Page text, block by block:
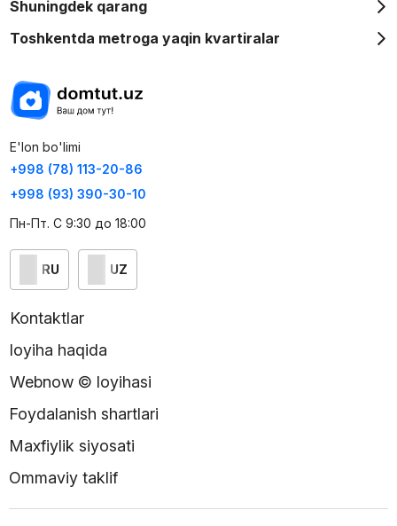
Shuningdek qarang
Toshkentda metroga yaqin kvartiralar
E'lon bo'limi
+998 (78) 113-20-86
+998 (93) 390-30-10
Пн-Пт. С 9:30 до 18:00
RU UZ
Kontaktlar
loyiha haqida
Webnow © loyihasi
Foydalanish shartlari
Maxfiylik siyosati
Ommaviy taklif